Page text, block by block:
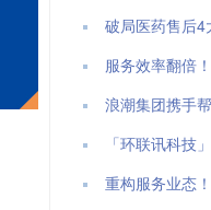
破局医药售后4
服务效率翻倍
浪潮集团携手
「环联讯科技
重构服务业态